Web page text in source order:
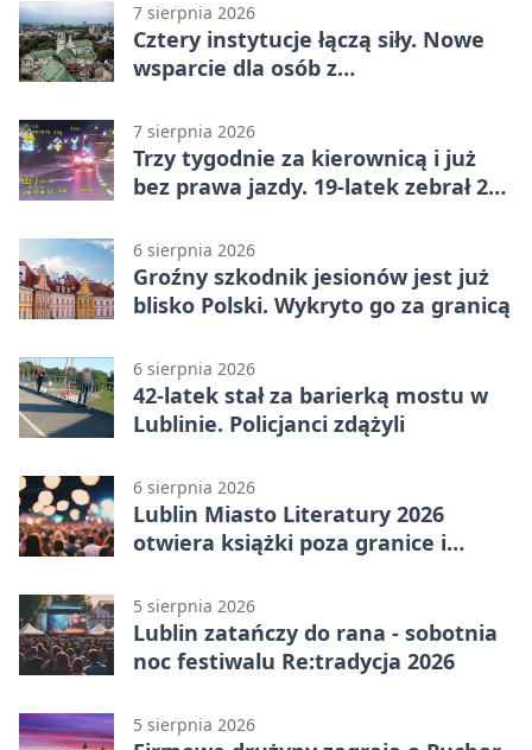
7 sierpnia 2026
Cztery instytucje łączą siły. Nowe
wsparcie dla osób z
7 sierpnia 2026
Trzy tygodnie za kierownicą i już
bez prawa jazdy. 19-latek zebrał 23
6 sierpnia 2026
Groźny szkodnik jesionów jest już
blisko Polski. Wykryto go za granicą
6 sierpnia 2026
42-latek stał za barierką mostu w
Lublinie. Policjanci zdążyli
6 sierpnia 2026
Lublin Miasto Literatury 2026
otwiera książki poza granice i
5 sierpnia 2026
Lublin zatańczy do rana - sobotnia
noc festiwalu Re:tradycja 2026
5 sierpnia 2026